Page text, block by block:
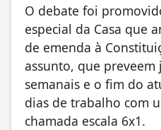
O debate foi
especial da Casa que
de emenda à
assunto, que
semanais e o fim do
dias de trabalho com
chamada escala 6x1.